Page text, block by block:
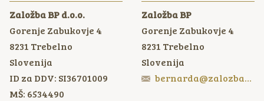
Založba BP d.o.o.
Gorenje Zabukovje 4
8231 Trebelno
Slovenija
ID za DDV: SI36701009
MŠ: 6534490
Založba BP
Gorenje Zabukovje 4
8231 Trebelno
Slovenija
bernarda@zalozbabp.si